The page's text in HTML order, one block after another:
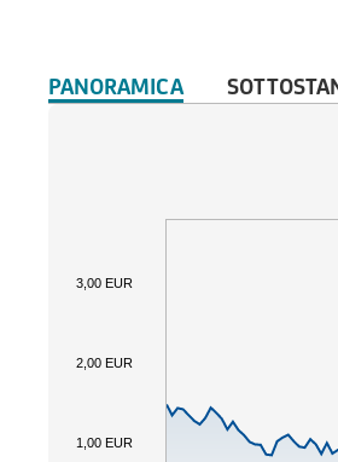
PANORAMICA
1,00 EUR
2,00 EUR
3,00 EUR